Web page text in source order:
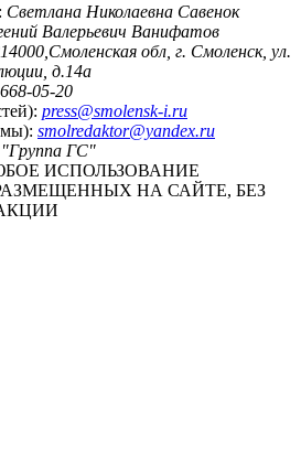
Светлана Николаевна Савенок
Валерьевич Ванифатов
обл, г. Смоленск, ул.
д.14а
05-20
press@smolensk-i.ru
smolredaktor@yandex.ru
ГС"
ИСПОЛЬЗОВАНИЕ
НА САЙТЕ, БЕЗ